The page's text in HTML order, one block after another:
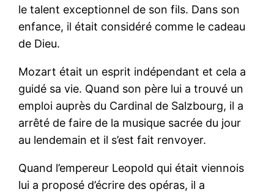
le talent exceptionnel de son fils. Dans son
enfance, il était considéré comme le cadeau
de Dieu.
Mozart était un esprit indépendant et cela a
guidé sa vie. Quand son père lui a trouvé un
emploi auprès du Cardinal de Salzbourg, il a
arrêté de faire de la musique sacrée du jour
au lendemain et il s’est fait renvoyer.
Quand l’empereur Leopold qui était viennois
lui a proposé d’écrire des opéras, il a